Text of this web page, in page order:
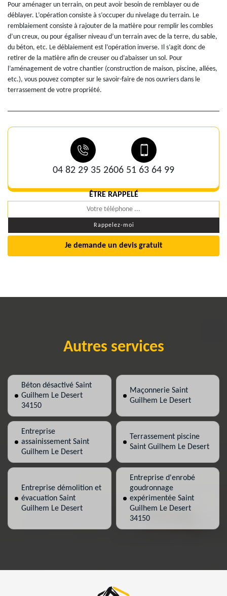
Pour aménager un terrain, on peut avoir besoin de remblayer ou de
déblayer. L’opération consiste à s’occuper du nivelage du terrain. Le
remblaiement consiste à rajouter de la matière pour remplir les combles
d’un creux, ou pour égaliser niveau d’un terrain avec de la terre, du sable,
du béton, etc. Le déblaiement est l’opération inverse. Il s’agit donc de
retirer de la matière afin de creuser ou d’abaisser un sol. Pour
l’aménagement de votre chantier (construction de maison, piscine, allées,
etc.), vous pouvez compter sur le savoir-faire de nos ouvriers dans le
terrassement de votre propriété.
04 82 29 35 2606 51 63 64 99
ÊTRE RAPPELÉ
Je demande un devis gratuit
Autres services
Béton désactivé Saint
Guilhem Le Desert
34150
Maçonnerie Saint
Guilhem Le Desert
Entreprise
assainissement Saint
Guilhem Le Desert
Terrassement piscine
Saint Guilhem Le Desert
Entreprise démolition et
évacuation Saint
Guilhem Le Desert
Entreprise d'enrobé
goudronnage
expérimentée Saint
Guilhem Le Desert
34150